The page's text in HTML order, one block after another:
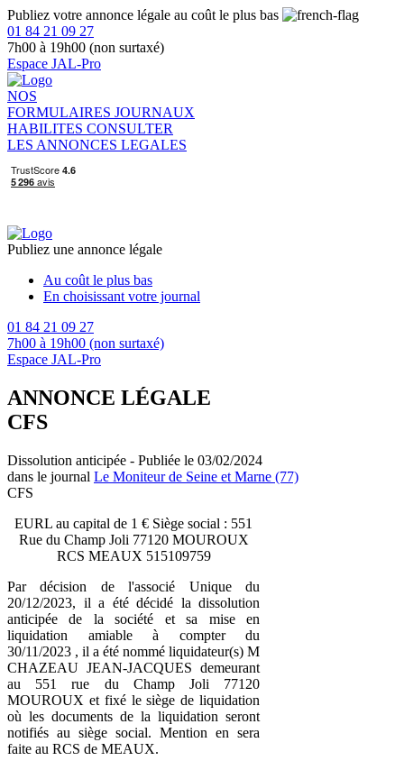
Publiez votre annonce légale au coût le plus bas
01 84 21 09 27
7h00 à 19h00 (non surtaxé)
Espace JAL-Pro
NOS
FORMULAIRES JOURNAUX
HABILITES CONSULTER
LES ANNONCES LEGALES
Publiez une annonce légale
Au coût le plus bas
En choisissant votre journal
01 84 21 09 27
7h00 à 19h00 (non surtaxé)
Espace JAL-Pro
ANNONCE LÉGALE
CFS
Dissolution anticipée - Publiée le 03/02/2024
dans le journal Le Moniteur de Seine et Marne (77)
CFS
EURL au capital de 1 € Siège social : 551
Rue du Champ Joli 77120 MOUROUX
RCS MEAUX 515109759
Par décision de l'associé Unique du
20/12/2023, il a été décidé la dissolution
anticipée de la société et sa mise en
liquidation amiable à compter du
30/11/2023 , il a été nommé liquidateur(s) M
CHAZEAU JEAN-JACQUES demeurant
au 551 rue du Champ Joli 77120
MOUROUX et fixé le siège de liquidation
où les documents de la liquidation seront
notifiés au siège social. Mention en sera
faite au RCS de MEAUX.